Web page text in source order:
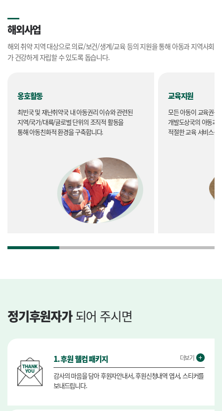
해외사업
해외 취약 지역 대상으로 의료/보건/생계/교육 등의 지원을 통해 아동과 지역사회
가 건강하게 자립할 수 있도록 돕습니다.
옹호활동
최빈국 및 재난취약국 내 아동권리 이슈와 관련된
지역/국가/대륙/글로벌 단위의 조직적 활동을
통해 아동친화적 환경을 구축합니다.
교육지원
모든 아동이 교육권을
개발도상국의 아동과
적절한 교육 서비스를
정기후원자가되어 주시면
1. 후원 웰컴 패키지
감사의 마음을 담아 후원자안내서, 후원신청내역 엽서, 스티커를
보내드립니다.
더보기